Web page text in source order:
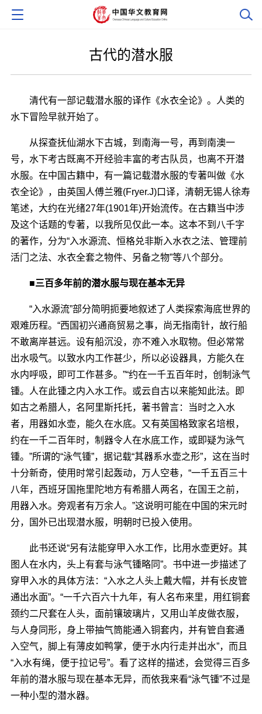
古代的潜水服
清代有一部记载潜水服的译作《水衣全论》。人类的
水下冒险早就开始了。
从探查抚仙湖水下古城，到南海一号，再到南澳一
号，水下考古既离不开经验丰富的考古队员，也离不开潜
水服。在中国古籍中，有一篇记载潜水服的专著叫做《水
衣全论》，由英国人傅兰雅(Fryer.J)口译，清朝无锡人徐寿
笔述，大约在光绪27年(1901年)开始流传。在古籍当中涉
及这个话题的专著，以我所见仅此一本。这本不到八千字
的著作，分为“入水源流、恒格兑非斯入水衣之法、管理前
活门之法、水衣全套之物件、另备之物”等八个部分。
■三百多年前的潜水服与现在基本无异
“入水源流”部分简明扼要地叙述了人类探索海底世界的
艰难历程。“西国初兴通商贸易之事，尚无指南针，故行船
不敢离岸甚远。设有船沉没，亦不难入水取物。但必常常
出水吸气。以致水内工作甚少，所以必设器具，方能久在
水内呼吸，即可工作甚多。”“约在一千五百年时，创制泳气
锺。人在此锺之内入水工作。或云自古以来能知此法。即
如古之希腊人，名阿里斯托托，著书曾言：当时之入水
者，用器如水壶，能久在水底。又有英国格致家名培根，
约在一千二百年时，制器令人在水底工作，或即疑为泳气
锺。”所谓的“泳气锺”，据记载“其器系水壶之形”，这在当时
十分新奇，使用时常引起轰动，万人空巷，“一千五百三十
八年，西班牙国拖里陀地方有希腊人两名，在国王之前，
用器入水。旁观者有万余人。”这说明可能在中国的宋元时
分，国外已出现潜水服，明朝时已投入使用。
此书还说“另有法能穿甲入水工作，比用水壶更好。其
图人在水内，头上有套与泳气锺略同”。书中进一步描述了
穿甲入水的具体方法：“入水之人头上戴大帽，并有长皮管
通出水面”。“一千六百六十九年，有人名布来里，用红铜套
颈约二尺套在人头，面前镶玻璃片，又用山羊皮做衣服，
与人身同形，身上带抽气筒能通入铜套内，并有管自套通
入空气，脚上有薄皮如鸭掌，便于水内行走并出水”，而且
“入水有绳，便于拉记号”。看了这样的描述，会觉得三百多
年前的潜水服与现在基本无异，而依我来看“泳气锺”不过是
一种小型的潜水器。